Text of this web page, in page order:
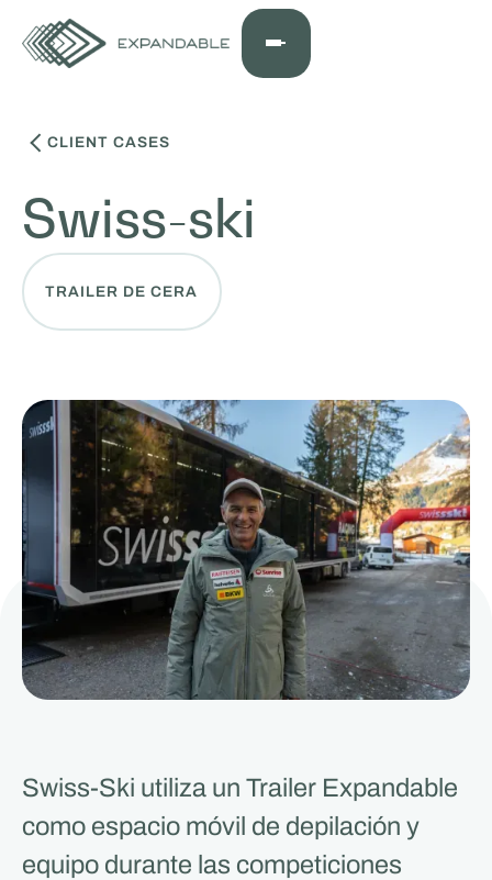
CLIENT CASES
Swiss-ski
TRAILER DE CERA
Swiss-Ski utiliza un Trailer Expandable
como espacio móvil de depilación y
equipo durante las competiciones